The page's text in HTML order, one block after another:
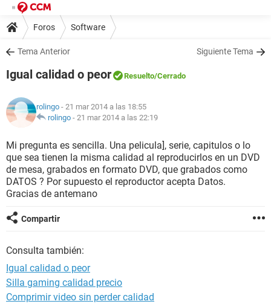
Foros Software
Tema Anterior Siguiente Tema
Igual calidad o peor Resuelto/Cerrado
rolingo - 21 mar 2014 a las 18:55
rolingo - 21 mar 2014 a las 22:19
Mi pregunta es sencilla. Una pelicula], serie, capitulos o lo
que sea tienen la misma calidad al reproducirlos en un DVD
de mesa, grabados en formato DVD, que grabados como
DATOS ? Por supuesto el reproductor acepta Datos.
Gracias de antemano
Compartir
Consulta también:
Igual calidad o peor
Silla gaming calidad precio
Comprimir video sin perder calidad